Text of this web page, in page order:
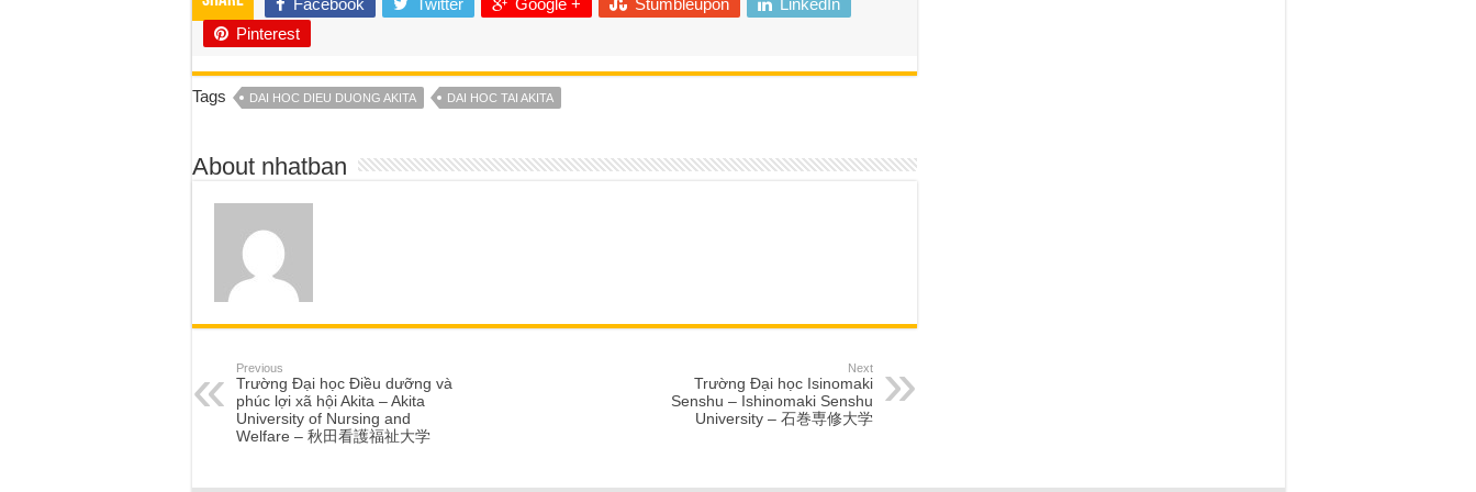
Pinterest
Tags DAI HOC DIEU DUONG AKITA DAI HOC TAI AKITA
About nhatban
Previous
Trường Đại học Điều dưỡng và
phúc lợi xã hội Akita – Akita
University of Nursing and
Welfare – 秋田看護福祉大学
Next
Trường Đại học Isinomaki
Senshu – Ishinomaki Senshu
University – 石巻専修大学